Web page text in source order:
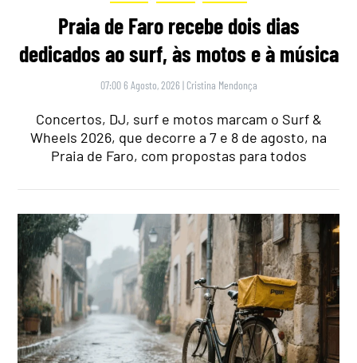
Praia de Faro recebe dois dias
dedicados ao surf, às motos e à música
07:00 6 Agosto, 2026 | Cristina Mendonça
Concertos, DJ, surf e motos marcam o Surf &
Wheels 2026, que decorre a 7 e 8 de agosto, na
Praia de Faro, com propostas para todos